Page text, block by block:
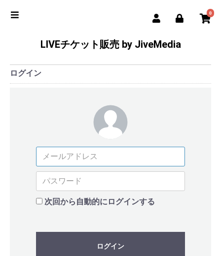
0
LIVEチケット販売 by JiveMedia
ログイン
次回から自動的にログインする
ログイン